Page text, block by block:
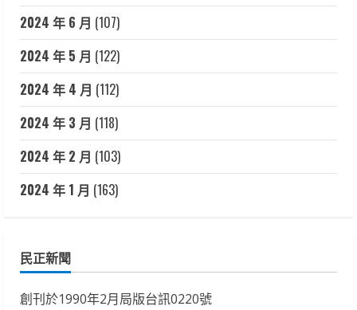
2024 年 6 月 (107)
2024 年 5 月 (122)
2024 年 4 月 (112)
2024 年 3 月 (118)
2024 年 2 月 (103)
2024 年 1 月 (163)
民正新聞
創刊於1990年2月局版台訊0220號